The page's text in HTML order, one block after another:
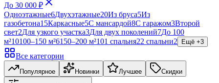
До 30 000 ₽
Одноэтажные6Двухэтажные20Из бруса5Из
газобетона15Каркасные5С мансардой8С гаражом3Второй
свет2Для узкого участка3Для двух поколений7До 100
м²10100–150 м²6150–200 м²101 спальня22 спальни2 Ещё +3
Все категории
Популярное Новинки Лучшее Скидки